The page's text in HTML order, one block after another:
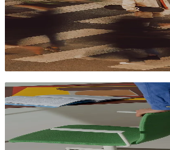
Luuk Disveld
Account Director Banny.io
Wat je brandbook niet vertelt
slim toe in ads